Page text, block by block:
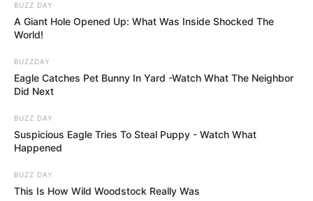
BUZZ DAY
A Giant Hole Opened Up: What Was Inside Shocked The
World!
BUZZDAY
Eagle Catches Pet Bunny In Yard -Watch What The Neighbor
Did Next
BUZZ DAY
Suspicious Eagle Tries To Steal Puppy - Watch What
Happened
BUZZ DAY
This Is How Wild Woodstock Really Was